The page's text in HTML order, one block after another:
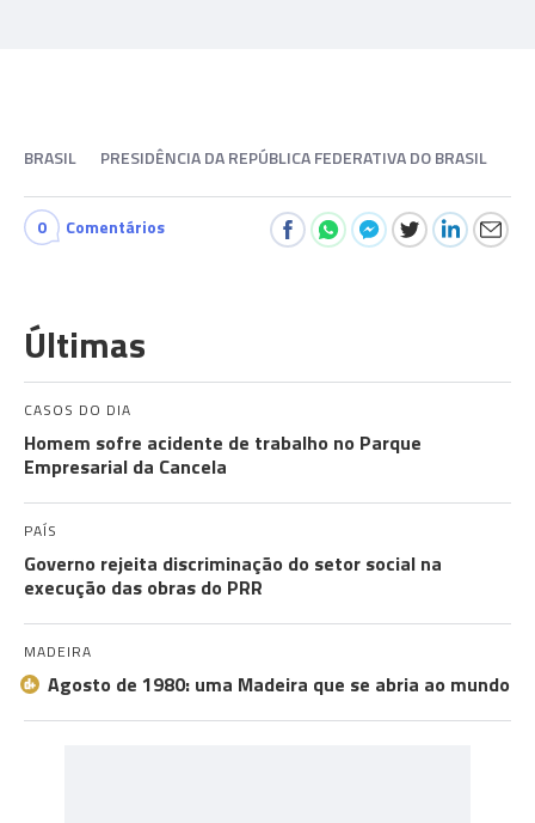
BRASIL PRESIDÊNCIA DA REPÚBLICA FEDERATIVA DO BRASIL
0 Comentários
Últimas
CASOS DO DIA
Homem sofre acidente de trabalho no Parque
Empresarial da Cancela
PAÍS
Governo rejeita discriminação do setor social na
execução das obras do PRR
MADEIRA
Agosto de 1980: uma Madeira que se abria ao mundo